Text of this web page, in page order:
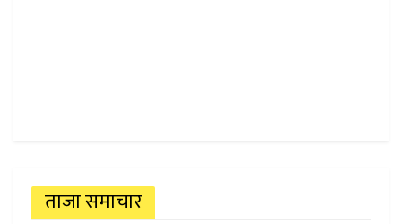
ताजा समाचार